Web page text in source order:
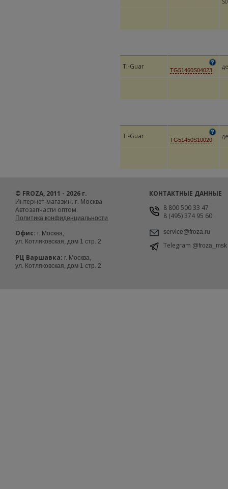
Ti-Guar TG51460S04023
Ti-Guar TG51450S10020
© FROZA, 2011 - 2026 г.
Интернет-магазин. г. Москва
Автозапчасти оптом.
Политика конфиденциальности
Офис: г. Москва,
ул. Котляковская, дом 1 стр. 2
РЦ Варшавка: г. Москва,
ул. Котляковская, дом 1 стр. 2
КОНТАКТНЫЕ ДАННЫЕ
8 800 500 33 47
8 (495) 374 95 60
service@froza.ru
Telegram @froza_msk